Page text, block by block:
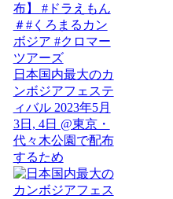
日本国内最大のカ
ンボジアフェステ
ィバル 2023年5月
3日, 4日 @東京・
代々木公園で配布
するため